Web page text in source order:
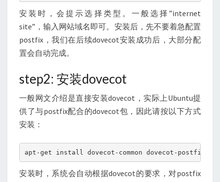
安装时，会提示选择类型。一般选择”internet
site”，输入网站域名即可。安装后，先不要着急配置
postfix，我们在后续dovecot安装成功后，大部分配
置会自动完成。
step2: 安装dovecot
一般网文介绍是直接安装dovecot，实际上Ubuntu提
供了与postfix配合的dovecot包，因此请按以下方式
安装：
apt-get install dovecot-common dovecot-postfix
安装时，系统会自动根据dovecot的要求，对postfix